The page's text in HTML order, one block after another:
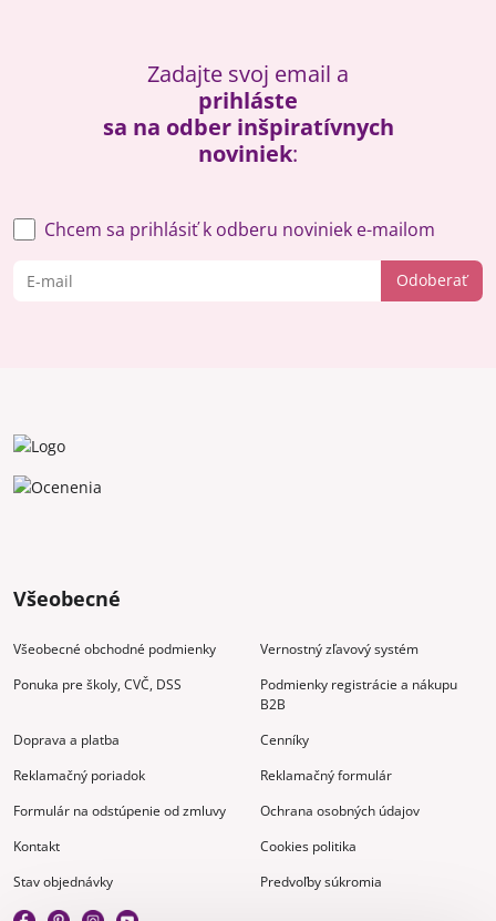
Zadajte svoj email a
prihláste
sa na odber inšpiratívnych
noviniek:
Odoberať
Chcem sa prihlásiť k odberu noviniek e-mailom
Všeobecné
Všeobecné obchodné podmienky
Vernostný zľavový systém
Ponuka pre školy, CVČ, DSS
Podmienky registrácie a nákupu
B2B
Doprava a platba
Cenníky
Reklamačný poriadok
Reklamačný formulár
Formulár na odstúpenie od zmluvy
Ochrana osobných údajov
Kontakt
Cookies politika
Stav objednávky
Predvoľby súkromia